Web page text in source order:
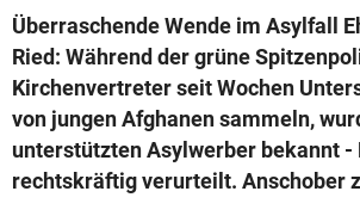
Überraschende Wende im Asylfall
Ried: Während der grüne
Kirchenvertreter seit Wochen
von jungen Afghanen sammeln,
unterstützten Asylwerber bekannt
rechtskräftig verurteilt. Anschober